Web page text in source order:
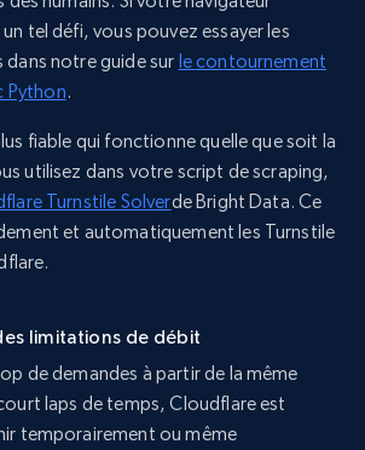
tel défi, vous pouvez essayer les
notre guide sur le contournement
Python.
fiable qui fonctionne quelle que soit la
utilisez dans votre script de scraping,
Turnstile Solverde Bright Data. Ce
et automatiquement les Turnstile
limitations de débit
de demandes à partir de la même
laps de temps, Cloudflare est
temporairement ou même